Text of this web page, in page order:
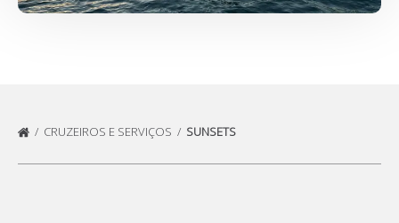
CRUZEIROS E SERVIÇOS SUNSETS